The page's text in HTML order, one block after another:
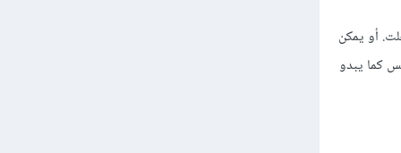
أو يمكن
كما يبدو